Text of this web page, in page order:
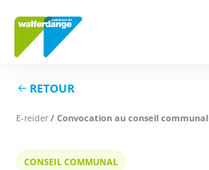
RETOUR
E-reider/ Convocation au conseil
CONSEIL COMMUNAL